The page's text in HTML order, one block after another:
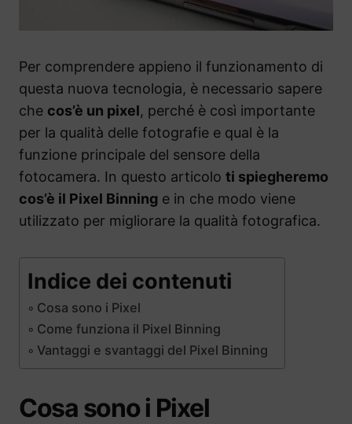
Per comprendere appieno il funzionamento di
questa nuova tecnologia, è necessario sapere
che cos’è un pixel, perché è così importante
per la qualità delle fotografie e qual è la
funzione principale del sensore della
fotocamera. In questo articolo ti spiegheremo
cos’è il Pixel Binning e in che modo viene
utilizzato per migliorare la qualità fotografica.
Indice dei contenuti
Cosa sono i Pixel
Come funziona il Pixel Binning
Vantaggi e svantaggi del Pixel Binning
Cosa sono i Pixel